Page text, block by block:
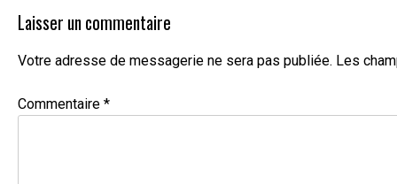
Laisser un commentaire
Votre adresse de messagerie ne sera pas publiée. Les
Commentaire *